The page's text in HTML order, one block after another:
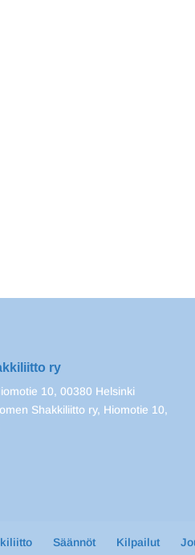
ry
10, 00380 Helsinki
Shakkiliitto ry, Hiomotie 10,
Säännöt Kilpailut